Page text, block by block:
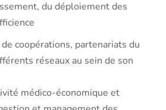
du déploiement des
coopérations, partenariats du
réseaux au sein de son
médico-économique et